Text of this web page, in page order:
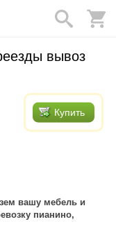
вывоз
Купить
вашу мебель и
пианино,